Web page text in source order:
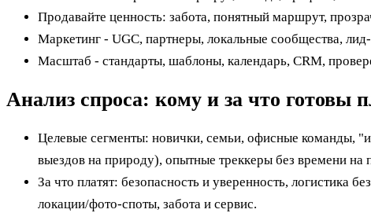
Продавайте ценность: забота, понятный маршрут,
Маркетинг - UGC, партнеры, локальные сообщества,
Масштаб - стандарты, шаблоны, календарь, CRM,
Анализ спроса: кому и за что готовы
Целевые сегменты: новички, семьи, офисные команды,
выездов на природу), опытные треккеры без времени на
За что платят: безопасность и уверенность, логистика
локации/фото‑споты, забота и сервис.